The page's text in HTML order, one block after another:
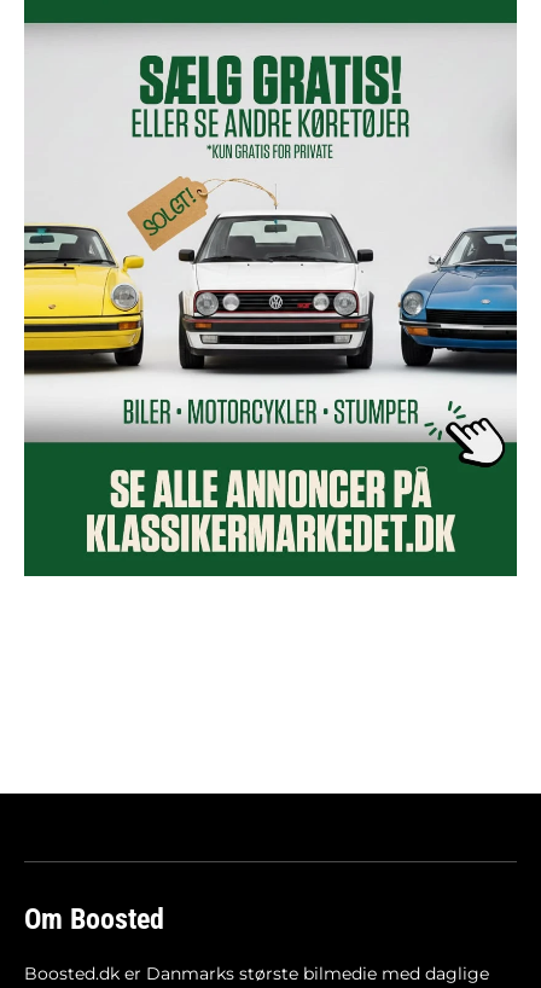
Om Boosted
Boosted.dk er Danmarks største bilmedie med daglige